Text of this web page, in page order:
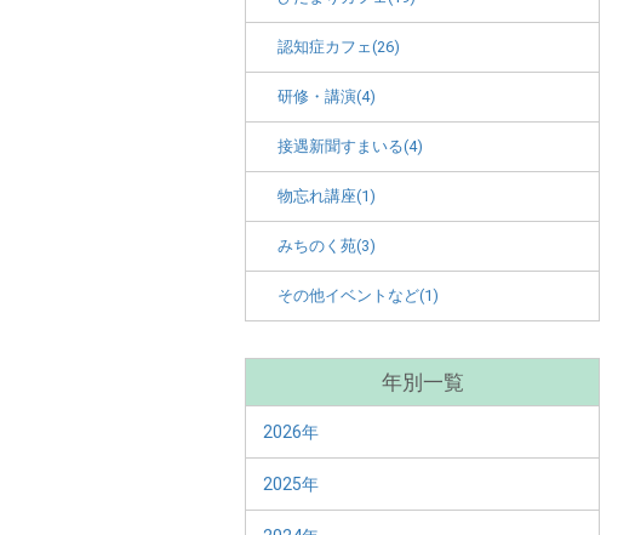
認知症カフェ(26)
研修・講演(4)
接遇新聞すまいる(4)
物忘れ講座(1)
みちのく苑(3)
その他イベントなど(1)
年別一覧
2026年
2025年